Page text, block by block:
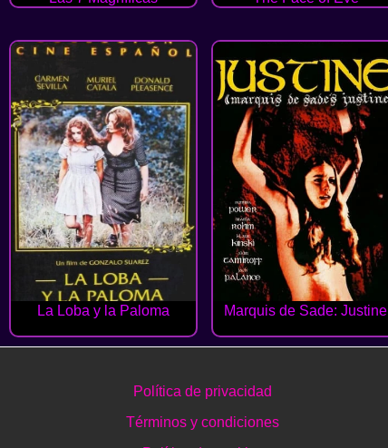
La Loba y la Paloma Marquis de Sade: Justine
Política de privacidad
Términos y condiciones